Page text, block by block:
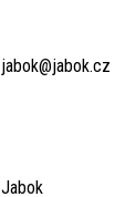
jabok@jabok.cz
Jabok